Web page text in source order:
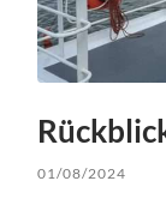
01/08/2024